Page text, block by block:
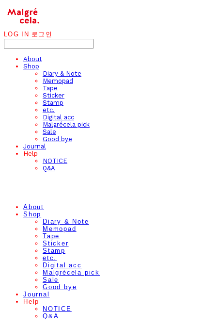
LOG IN 로그인
About
Shop
Diary & Note
Memopad
Tape
Sticker
Stamp
etc.
Digital acc
Malgrécela pick
Sale
Good bye
Journal
Help
NOTICE
Q&A
About
Shop
Diary & Note
Memopad
Tape
Sticker
Stamp
etc.
Digital acc
Malgrécela pick
Sale
Good bye
Journal
Help
NOTICE
Q&A